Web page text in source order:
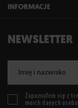
INFORMACJE
NEWSLETTER
Imię i nazwisko
Zapoznałem się z
moich danych